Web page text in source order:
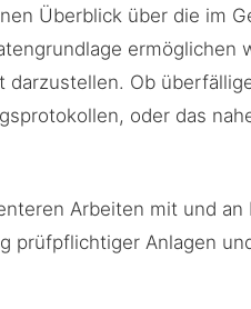
Überblick über die im
ermöglichen
darzustellen. Ob
oder das
Arbeiten mit und an
prüfpflichtiger Anlagen